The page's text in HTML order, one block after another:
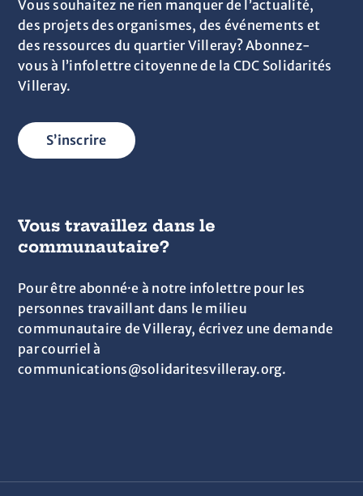
Vous souhaitez ne rien manquer de l’actualité,
des projets des organismes, des événements et
des ressources du quartier Villeray? Abonnez-
vous à l’infolettre citoyenne de la CDC Solidarités
Villeray.
S’inscrire
Vous travaillez dans le
communautaire?
Pour être abonné·e à notre infolettre pour les
personnes travaillant dans le milieu
communautaire de Villeray, écrivez une demande
par courriel à
communications@solidaritesvilleray.org.